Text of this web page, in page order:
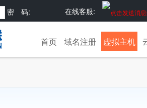
在线客服:
密 码:
首页 域名注册 虚拟主机